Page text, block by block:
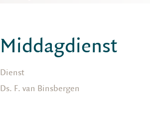
Middagdienst
Dienst
Ds. F. van Binsbergen